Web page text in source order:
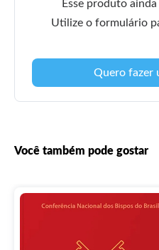
Esse produto ainda
Utilize o formulário
Quero fazer
Você também pode gostar